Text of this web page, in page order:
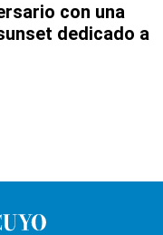
con una
dedicado a